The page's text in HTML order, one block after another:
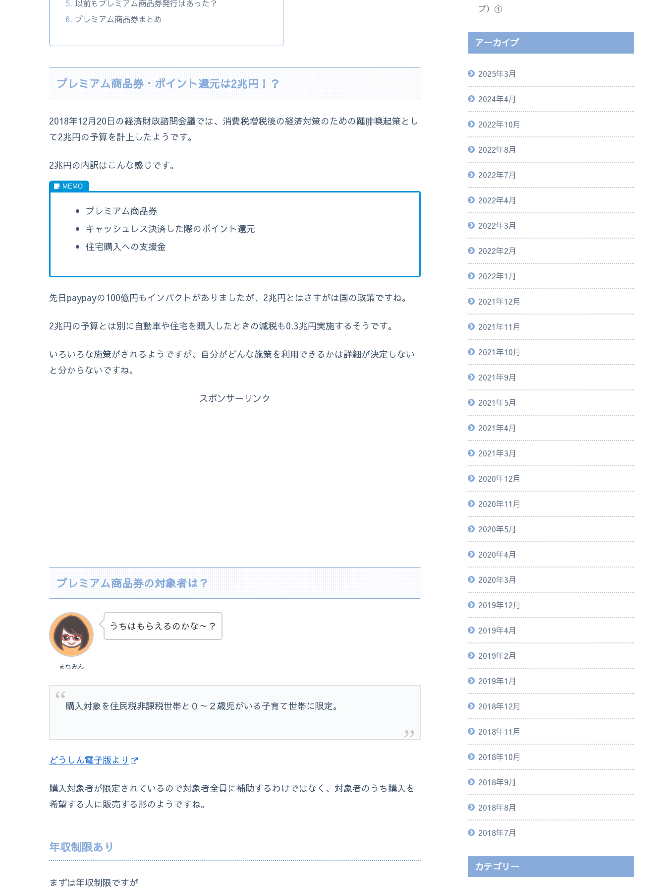
以前もプレミアム商品券発行はあった？
プレミアム商品券まとめ
プレミアム商品券・ポイント還元は2兆円！？
2018年12月20日の経済財政諮問会議では、消費税増税後の経済対策のための踵腓喚起策とし
て2兆円の予算を計上したようです。
2兆円の内訳はこんな感じです。
プレミアム商品券
キャッシュレス決済した際のポイント還元
住宅購入への支援金
先日paypayの100億円もインパクトがありましたが、2兆円とはさすがは国の政策ですね。
2兆円の予算とは別に自動車や住宅を購入したときの減税も0.3兆円実施するそうです。
いろいろな施策がされるようですが、自分がどんな施策を利用できるかは詳細が決定しない
と分からないですね。
スポンサーリンク
プレミアム商品券の対象者は？
まなみん
うちはもらえるのかな～？
購入対象を住民税非課税世帯と０～２歳児がいる子育て世帯に限定。
どうしん電子版より
購入対象者が限定されているので対象者全員に補助するわけではなく、対象者のうち購入を
希望する人に販売する形のようですね。
年収制限あり
まずは年収制限ですが
プ）①
アーカイブ
2025年3月
2024年4月
2022年10月
2022年8月
2022年7月
2022年4月
2022年3月
2022年2月
2022年1月
2021年12月
2021年11月
2021年10月
2021年9月
2021年5月
2021年4月
2021年3月
2020年12月
2020年11月
2020年5月
2020年4月
2020年3月
2019年12月
2019年4月
2019年2月
2019年1月
2018年12月
2018年11月
2018年10月
2018年9月
2018年8月
2018年7月
カテゴリー